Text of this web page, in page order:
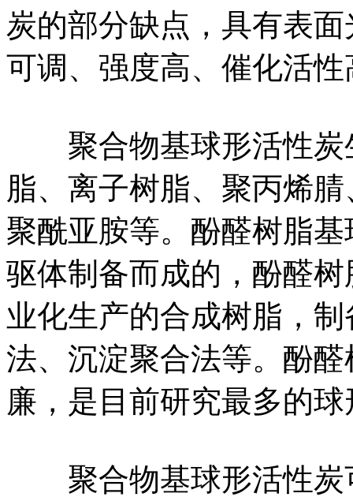
炭的部分缺点，具有表
可调、强度高、催化活
聚合物基球形活性炭
脂、离子树脂、聚丙烯
聚酰亚胺等。酚醛树脂
驱体制备而成的，酚醛
业化生产的合成树脂，
法、沉淀聚合法等。酚
廉，是目前研究最多的
聚合物基球形活性炭